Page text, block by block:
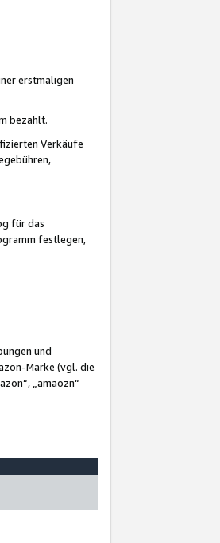
erstmaligen
bezahlt.
Verkäufe
für das
festlegen,
und
Marke (vgl. die
„amaozn“